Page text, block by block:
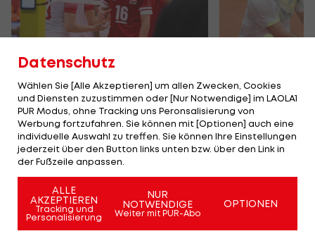
Karrieresprung! ÖVV-
Teamspieler wechselt
in Topliga
Sport-Mix
Tennis
Ofner -
in Bastad
Tennis
TEILEN
Datenschutz
Wählen Sie [Alle Akzeptieren] um allen Zwecken, Cookies
und Diensten zuzustimmen oder [Nur Notwendige] im LAOLA1
PUR Modus, ohne Tracking uns Peronsalisierung von
Werbung fortzufahren. Sie können mit [Optionen] auch eine
individuelle Auswahl zu treffen. Sie können Ihre Einstellungen
jederzeit über den Button links unten bzw. über den Link in
der Fußzeile anpassen.
ALLE
AKZEPTIEREN
Tracking und
Personalisierung
NUR
NOTWENDIGE
Weiter mit PUR-Abo
OPTIONEN